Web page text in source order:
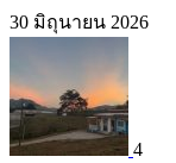
30 มิถุนายน 2026
4